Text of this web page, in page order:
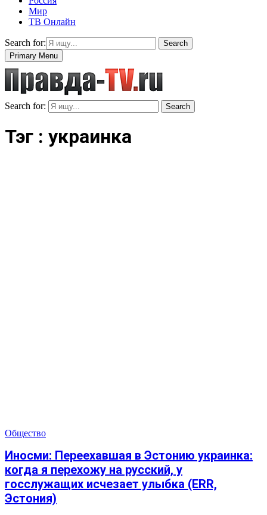
Мир
ТВ Онлайн
Search for:
Search
Primary Menu
Search for: Search
Тэг : украинка
Общество
Иносми: Переехавшая в Эстонию украинка:
когда я перехожу на русский, у
госслужащих исчезает улыбка (ERR,
Эстония)